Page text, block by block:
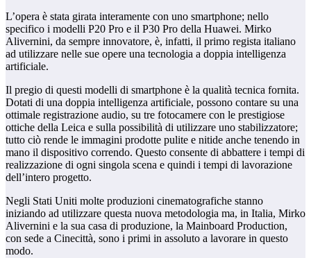
L’opera è stata girata interamente con uno smartphone; nello
specifico i modelli P20 Pro e il P30 Pro della Huawei. Mirko
Alivernini, da sempre innovatore, è, infatti, il primo regista italiano
ad utilizzare nelle sue opere una tecnologia a doppia intelligenza
artificiale.
Il pregio di questi modelli di smartphone è la qualità tecnica fornita.
Dotati di una doppia intelligenza artificiale, possono contare su una
ottimale registrazione audio, su tre fotocamere con le prestigiose
ottiche della Leica e sulla possibilità di utilizzare uno stabilizzatore;
tutto ciò rende le immagini prodotte pulite e nitide anche tenendo in
mano il dispositivo correndo. Questo consente di abbattere i tempi di
realizzazione di ogni singola scena e quindi i tempi di lavorazione
dell’intero progetto.
Negli Stati Uniti molte produzioni cinematografiche stanno
iniziando ad utilizzare questa nuova metodologia ma, in Italia, Mirko
Alivernini e la sua casa di produzione, la Mainboard Production,
con sede a Cinecittà, sono i primi in assoluto a lavorare in questo
modo.